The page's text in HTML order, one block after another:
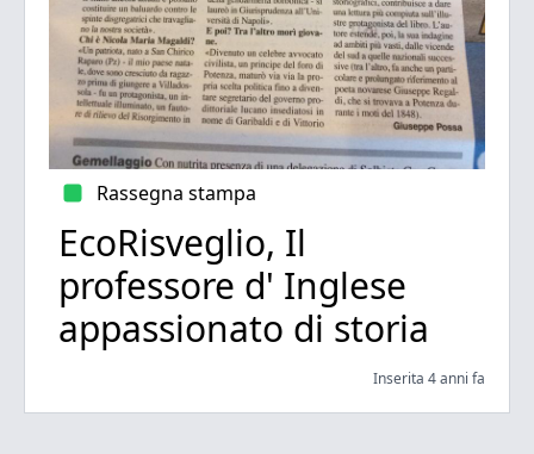
Rassegna stampa
EcoRisveglio, Il
professore d' Inglese
appassionato di storia
Inserita 4 anni fa